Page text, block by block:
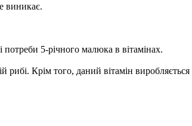
виникає.
потреби 5-річного малюка в вітамінах.
рибі. Крім того, даний вітамін